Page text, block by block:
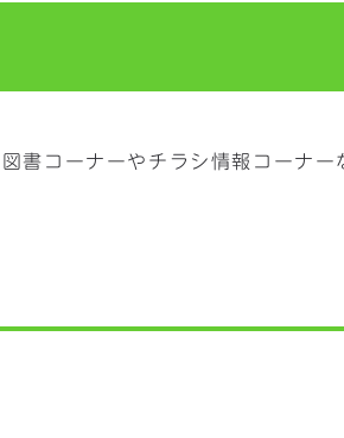
書コーナーやチラシ情報コーナー